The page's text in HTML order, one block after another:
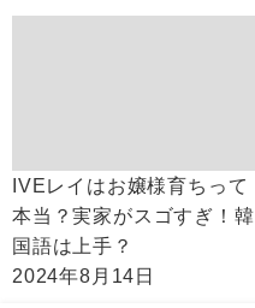
IVEレイはお嬢様育ちって
本当？実家がスゴすぎ！韓
国語は上手？
2024年8月14日